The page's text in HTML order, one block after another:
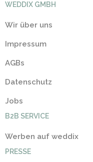
WEDDIX GMBH
Wir über uns
Impressum
AGBs
Datenschutz
Jobs
B2B SERVICE
Werben auf weddix
PRESSE